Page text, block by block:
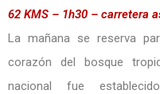
62 KMS – 1h30 – carretera
La mañana se reserva
corazón del bosque
nacional fue